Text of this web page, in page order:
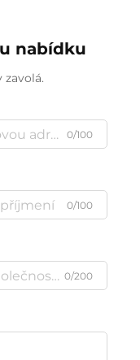
nabídku
zavolá.
0/100
0/100
0/200